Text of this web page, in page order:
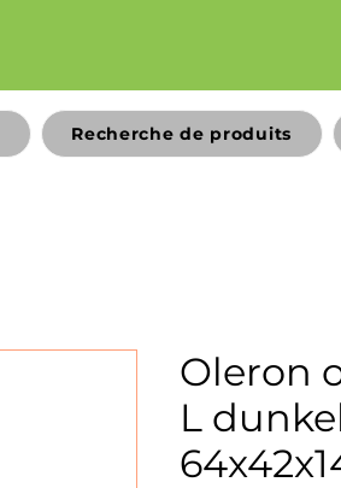
Recherche de produits
Oleron
L